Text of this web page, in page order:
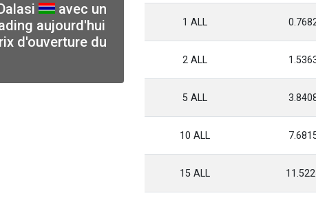
avec un
aujourd'hui
d'ouverture du
1 ALL
2 ALL
5 ALL
10 ALL
15 ALL